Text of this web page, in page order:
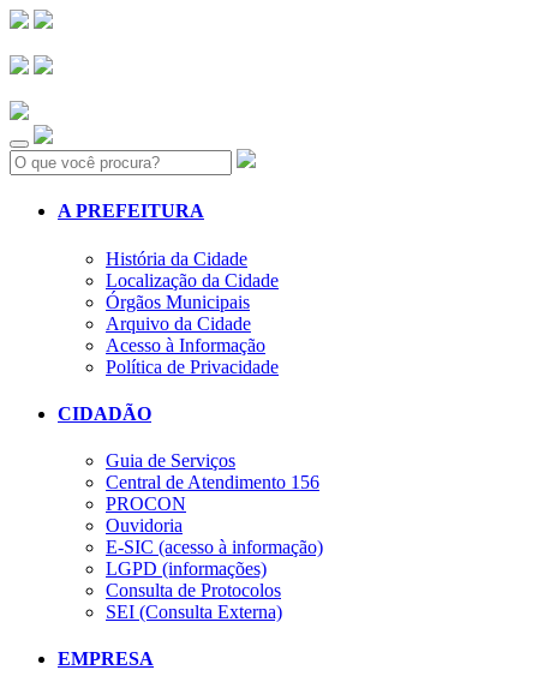
Search:
A PREFEITURA
História da Cidade
Localização da Cidade
Órgãos Municipais
Arquivo da Cidade
Acesso à Informação
Política de Privacidade
CIDADÃO
Guia de Serviços
Central de Atendimento 156
PROCON
Ouvidoria
E-SIC (acesso à informação)
LGPD (informações)
Consulta de Protocolos
SEI (Consulta Externa)
EMPRESA